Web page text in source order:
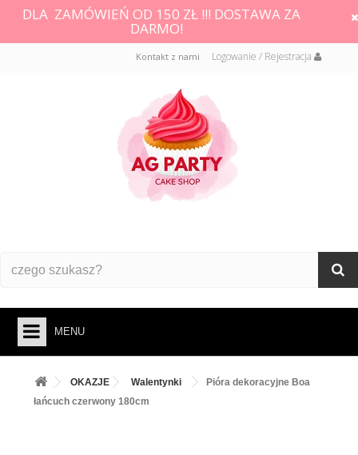
DLA ZAMÓWIEŃ OD 150 ZŁ !!! DOSTAWA ZA
DARMO!
Logowanie / Rejestracja
Kontakt z nami
MENU
PIECZENIE
OKAZJE Walentynki
Pióra dekoracyjne Boa
łańcuch czerwony 180cm